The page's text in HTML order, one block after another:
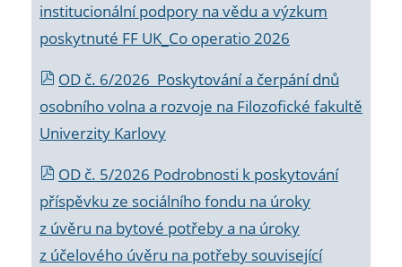
institucionální podpory na vědu a výzkum
poskytnuté FF UK_Co operatio 2026
OD č. 6/2026 Poskytování a čerpání dnů
osobního volna a rozvoje na Filozofické fakultě
Univerzity Karlovy
OD č. 5/2026 Podrobnosti k poskytování
příspěvku ze sociálního fondu na úroky
z úvěru na bytové potřeby a na úroky
z účelového úvěru na potřeby související